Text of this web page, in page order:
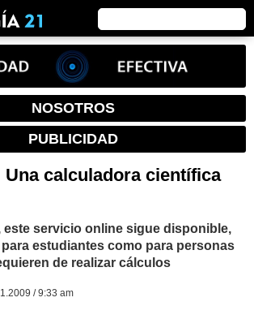
NOSOTROS
PUBLICIDAD
Una calculadora científica
este servicio online sigue disponible,
estudiantes como para personas
de realizar cálculos
/ 9:33 am